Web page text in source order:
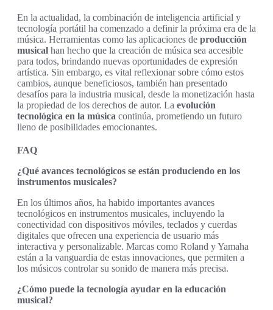
En la actualidad, la combinación de inteligencia artificial y
tecnología portátil ha comenzado a definir la próxima era de la
música. Herramientas como las aplicaciones de producción
musical han hecho que la creación de música sea accesible
para todos, brindando nuevas oportunidades de expresión
artística. Sin embargo, es vital reflexionar sobre cómo estos
cambios, aunque beneficiosos, también han presentado
desafíos para la industria musical, desde la monetización hasta
la propiedad de los derechos de autor. La evolución
tecnológica en la música continúa, prometiendo un futuro
lleno de posibilidades emocionantes.
FAQ
¿Qué avances tecnológicos se están produciendo en los
instrumentos musicales?
En los últimos años, ha habido importantes avances
tecnológicos en instrumentos musicales, incluyendo la
conectividad con dispositivos móviles, teclados y cuerdas
digitales que ofrecen una experiencia de usuario más
interactiva y personalizable. Marcas como Roland y Yamaha
están a la vanguardia de estas innovaciones, que permiten a
los músicos controlar su sonido de manera más precisa.
¿Cómo puede la tecnología ayudar en la educación
musical?